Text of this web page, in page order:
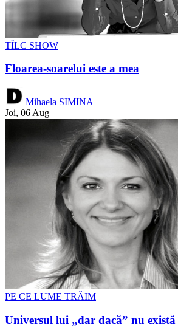
TÎLC SHOW
Floarea-soarelui este a mea
Mihaela SIMINA
Joi, 06 Aug
PE CE LUME TRĂIM
Universul lui „dar dacă” nu există